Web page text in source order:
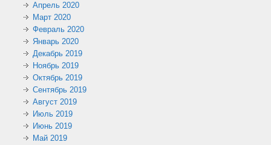
Апрель 2020
Март 2020
Февраль 2020
Январь 2020
Декабрь 2019
Ноябрь 2019
Октябрь 2019
Сентябрь 2019
Август 2019
Июль 2019
Июнь 2019
Май 2019